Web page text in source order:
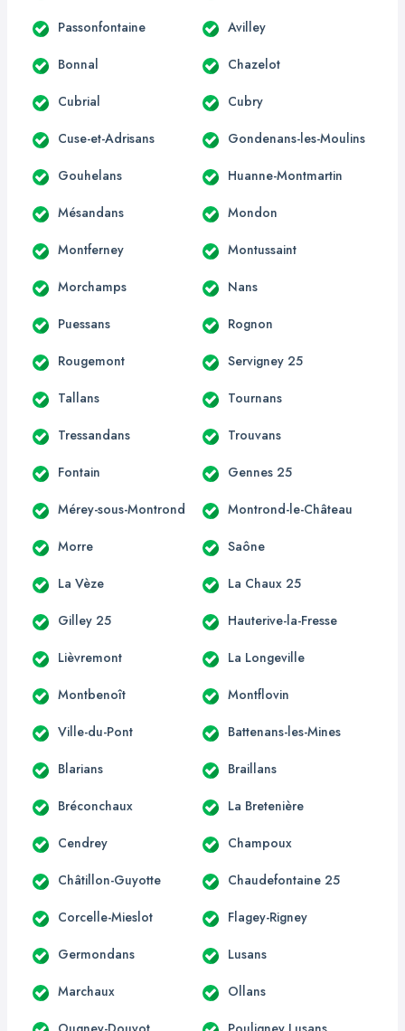
Passonfontaine Avilley
Bonnal Chazelot
Cubrial Cubry
Cuse-et-Adrisans Gondenans-les-Moulins
Gouhelans Huanne-Montmartin
Mésandans Mondon
Montferney Montussaint
Morchamps Nans
Puessans Rognon
Rougemont Servigney 25
Tallans Tournans
Tressandans Trouvans
Fontain Gennes 25
Mérey-sous-Montrond Montrond-le-Château
Morre Saône
La Vèze La Chaux 25
Gilley 25 Hauterive-la-Fresse
Lièvremont La Longeville
Montbenoît Montflovin
Ville-du-Pont Battenans-les-Mines
Blarians Braillans
Bréconchaux La Bretenière
Cendrey Champoux
Châtillon-Guyotte Chaudefontaine 25
Corcelle-Mieslot Flagey-Rigney
Germondans Lusans
Marchaux Ollans